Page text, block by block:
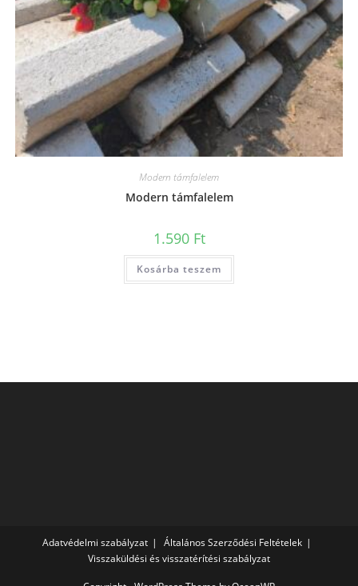
Modern támfalelem
Modern támfalelem
1.590 Ft
Kosárba teszem
Adatvédelmi szabályzat
Általános Szerződési Feltételek
Visszaküldési és visszatérítési szabályzat